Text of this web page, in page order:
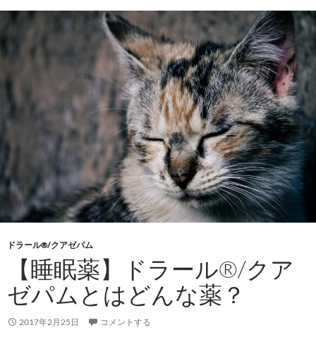
ドラール®/クアゼパム
【睡眠薬】ドラール®/クア
ゼパムとはどんな薬？
2017年2月25日 コメントする